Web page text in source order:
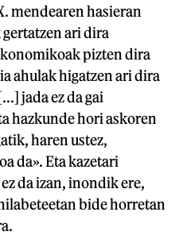
mendearen hasieran
ari dira
pizten dira
ahulak higatzen ari dira
jada ez da gai
hazkunde hori askoren
haren ustez,
da». Eta kazetari
da izan, inondik ere,
bide horretan